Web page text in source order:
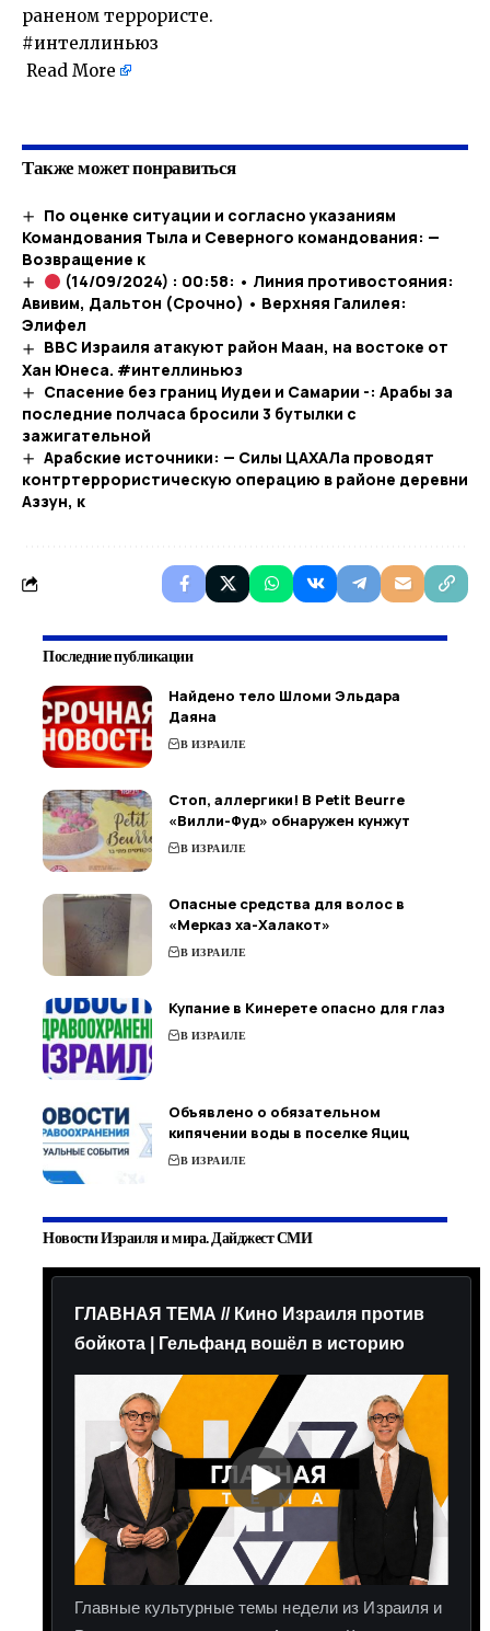
раненом террористе.
#интеллиньюз
Read More
Также может понравиться
По оценке ситуации и согласно указаниям
Командования Тыла и Северного командования: —
Возвращение к
(14/09/2024) : 00:58: • Линия противостояния:
Авивим, Дальтон (Срочно) • Верхняя Галилея:
Элифел
ВВС Израиля атакуют район Маан, на востоке от
Хан Юнеса. #интеллиньюз
Спасение без границ Иудеи и Самарии -: Арабы за
последние полчаса бросили 3 бутылки с
зажигательной
Арабские источники: — Силы ЦАХАЛа проводят
контртеррористическую операцию в районе деревни
Аззун, к
Последние публикации
Найдено тело Шломи Эльдара
Даяна
В ИЗРАИЛЕ
Стоп, аллергики! В Petit Beurre
«Вилли-Фуд» обнаружен кунжут
В ИЗРАИЛЕ
Опасные средства для волос в
«Мерказ ха-Халакот»
В ИЗРАИЛЕ
Купание в Кинерете опасно для глаз
В ИЗРАИЛЕ
Объявлено о обязательном
кипячении воды в поселке Яциц
В ИЗРАИЛЕ
Новости Израиля и мира. Дайджест СМИ